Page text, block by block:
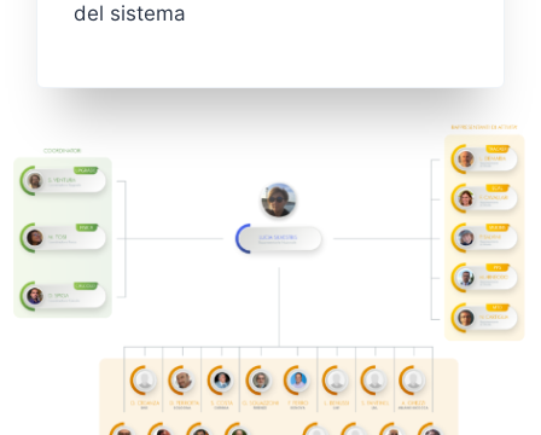
del sistema